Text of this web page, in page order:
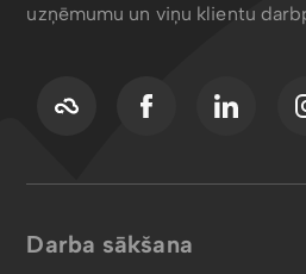
uzņēmumu un viņu klientu
Darba sākšana